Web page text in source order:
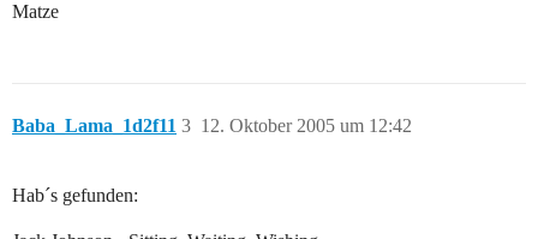
Matze
Baba_Lama_1d2f11 12. Oktober 2005 um 12:42
3
Hab´s gefunden: